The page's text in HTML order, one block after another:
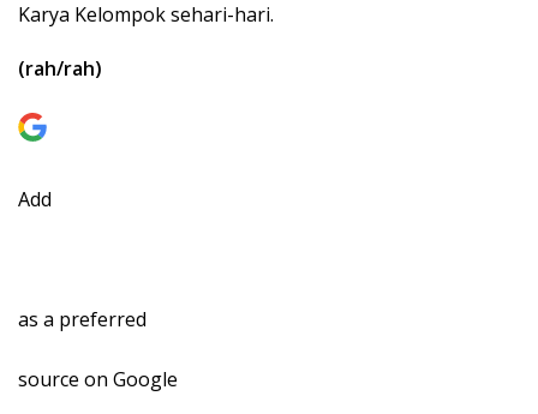
Karya Kelompok sehari-hari.
(rah/rah)
Add
as a preferred
source on Google